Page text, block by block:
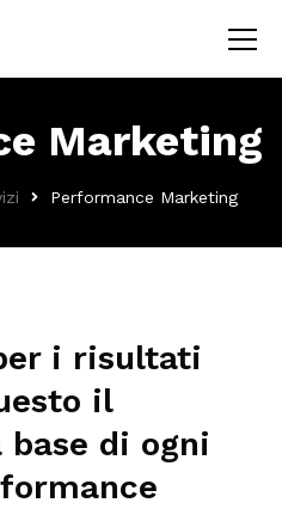
Marketing
Performance Marketing
i risultati
il
di ogni